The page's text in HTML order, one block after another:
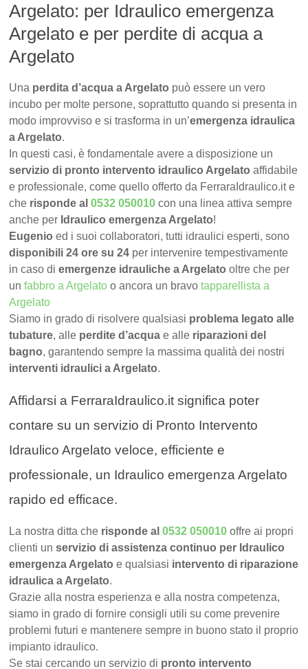
Argelato: per Idraulico emergenza
Argelato e per perdite di acqua a
Argelato
Una perdita d’acqua a Argelato può essere un vero
incubo per molte persone, soprattutto quando si presenta in
modo improvviso e si trasforma in un’emergenza idraulica
a Argelato.
In questi casi, è fondamentale avere a disposizione un
servizio di pronto intervento idraulico Argelatoaffidabile
e professionale, come quello offerto da FerraraIdraulico.it e
che risponde al0532 050010 con una linea attiva sempre
anche per Idraulico emergenza Argelato!
Eugenio ed i suoi collaboratori, tutti idraulici esperti, sono
disponibili 24 ore su 24 per intervenire tempestivamente
in caso diemergenze idrauliche a Argelatooltre che per
unfabbro a Argelato o ancora un bravotapparellista a
Argelato
Siamo in grado di risolvere qualsiasi problema legato alle
tubature, alle perdite d’acqua e alle riparazioni del
bagno, garantendo sempre la massima qualità dei nostri
interventi idraulici a Argelato.
Affidarsi a FerraraIdraulico.it significa poter
contare su un servizio di Pronto Intervento
Idraulico Argelato veloce, efficiente e
professionale, un Idraulico emergenza Argelato
rapido ed efficace.
La nostra ditta che risponde al0532 050010 offre ai propri
clienti unservizio di assistenza continuo per Idraulico
emergenza Argelato e qualsiasi intervento di riparazione
idraulica a Argelato.
Grazie alla nostra esperienza e alla nostra competenza,
siamo in grado di fornire consigli utili su come prevenire
problemi futuri e mantenere sempre in buono stato il proprio
impianto idraulico.
Se stai cercando un servizio di pronto intervento